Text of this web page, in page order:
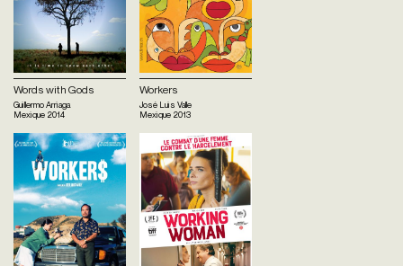
Words with Gods
Guillermo Arriaga
Mexique 2014
Workers
José Luis Valle
Mexique 2013